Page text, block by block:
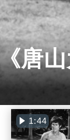
唐
1:44